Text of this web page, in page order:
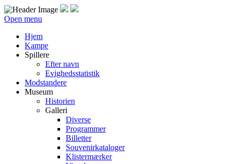
Open menu
Hjem
Kampe
Spillere
Efter navn
Evighedsstatistik
Modstandere
Museum
Historien
Galleri
Diverse
Programmer
Billetter
Souvenirkataloger
Klistermærker